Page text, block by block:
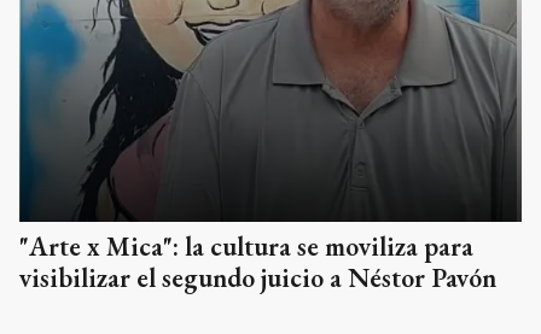
"Arte x Mica": la cultura se moviliza para
visibilizar el segundo juicio a Néstor Pavón